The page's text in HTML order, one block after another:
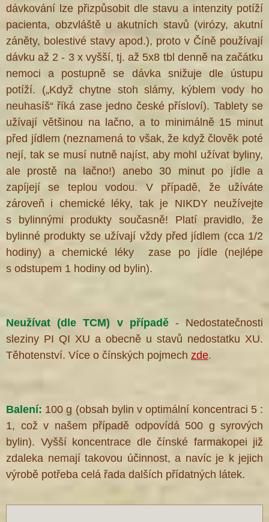
dávkování lze přizpůsobit dle stavu a intenzity potíží
pacienta, obzvláště u akutních stavů (virózy, akutní
záněty, bolestivé stavy apod.), proto v Číně používají
dávku až 2 - 3 x vyšší, tj. až 5x8 tbl denně na začátku
nemoci a postupně se dávka snižuje dle ústupu
potíží. („Když chytne stoh slámy, kýblem vody ho
neuhasíš“ říká zase jedno české přísloví). Tablety se
užívají většinou na lačno, a to minimálně 15 minut
před jídlem (neznamená to však, že když člověk poté
nejí, tak se musí nutně najíst, aby mohl užívat byliny,
ale prostě na lačno!) anebo 30 minut po jídle a
zapíjejí se teplou vodou. V případě, že užíváte
zároveň i chemické léky, tak je NIKDY neužívejte
s bylinnými produkty současně! Platí pravidlo, že
bylinné produkty se užívají vždy před jídlem (cca 1/2
hodiny) a chemické léky zase po jídle (nejlépe
s odstupem 1 hodiny od bylin).
Neužívat (dle TCM) v případě - Nedostatečnosti
sleziny PI QI XU a obecně u stavů nedostatku XU.
Těhotenství. Více o čínských pojmech zde.
Balení: 100 g (obsah bylin v optimální koncentraci 5 :
1, což v našem případě odpovídá 500 g syrových
bylin). Vyšší koncentrace dle čínské farmakopei již
zdaleka nemají takovou účinnost, a navíc je k jejich
výrobě potřeba celá řada dalších přídatných látek.